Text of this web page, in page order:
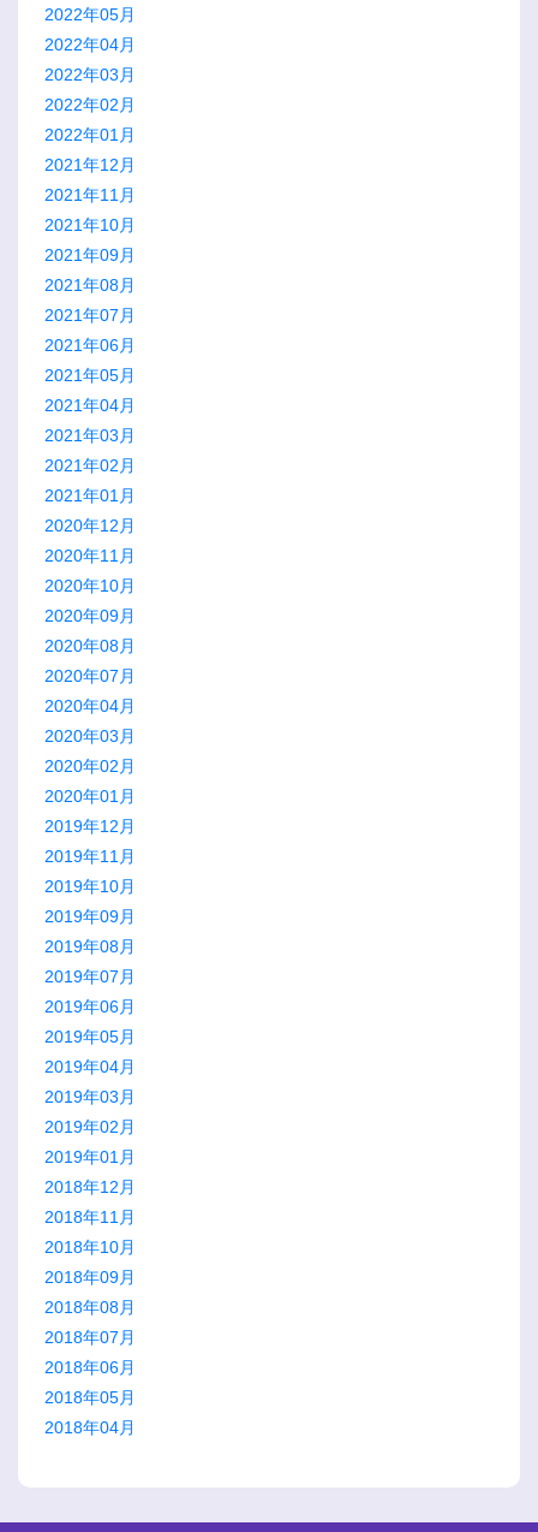
2022年05月
2022年04月
2022年03月
2022年02月
2022年01月
2021年12月
2021年11月
2021年10月
2021年09月
2021年08月
2021年07月
2021年06月
2021年05月
2021年04月
2021年03月
2021年02月
2021年01月
2020年12月
2020年11月
2020年10月
2020年09月
2020年08月
2020年07月
2020年04月
2020年03月
2020年02月
2020年01月
2019年12月
2019年11月
2019年10月
2019年09月
2019年08月
2019年07月
2019年06月
2019年05月
2019年04月
2019年03月
2019年02月
2019年01月
2018年12月
2018年11月
2018年10月
2018年09月
2018年08月
2018年07月
2018年06月
2018年05月
2018年04月